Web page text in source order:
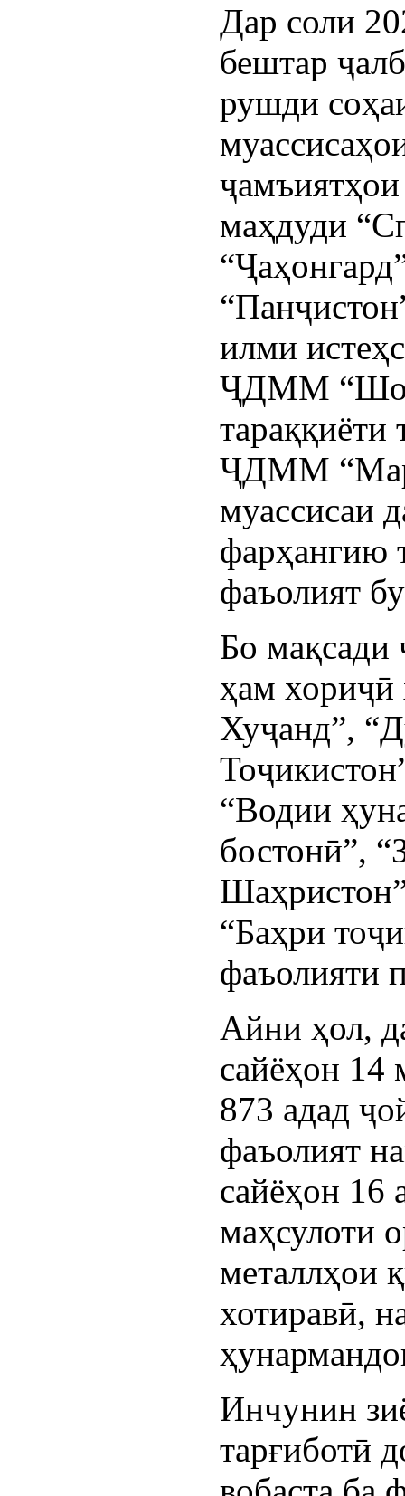
Дар соли
бештар
рушди
маҳдуди
илми
ҶДММ
ҶДММ
муассисаи
фарҳангию
фаъолият
Бо мақсади
ҳам хориҷӣ
Хуҷанд”,
“Водии
бостонӣ”,
“Баҳри
фаъолияти
Айни ҳол,
сайёҳон 14
873 адад
фаъолият
сайёҳон 16
маҳсулоти
металлҳои
хотиравӣ,
Инчунин
тарғиботӣ